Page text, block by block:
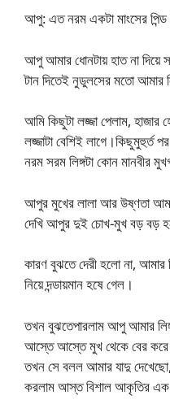
আপু: এত নরম একটা মাংসের
আপু আমার ধোনটায় হাত না দিয়ে
টান দিতেই নুডুলসের মতো আমার
আমি কিছুটা লজ্জা পেলাম,
লজ্জাটা বেশিই
নরম সরম লিঙ্গটা কোন মানবীর
আপুর মুখের লালা আর উষ্ণতা
দেখি আপুর দুই চোখ-মুখ বড় বড়
কারণ বুঝতে দেরী হলো না,
নিয়ে দন্ডায়মান হষে গেল।
তখন বুঝতেপারলাম আপু আমার
আস্তে আস্তে মুখ থেকে বের করে
তখন সে বলল আমার যাদু
করলাম আস্ত বিশাল আকৃতির এক